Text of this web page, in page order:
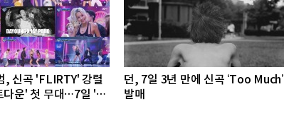
, 신곡 'FLIRTY' 강렬
다운' 첫 무대…7일 '뮤
던, 7일 3년 만에 신곡 ‘Too Much’
발매